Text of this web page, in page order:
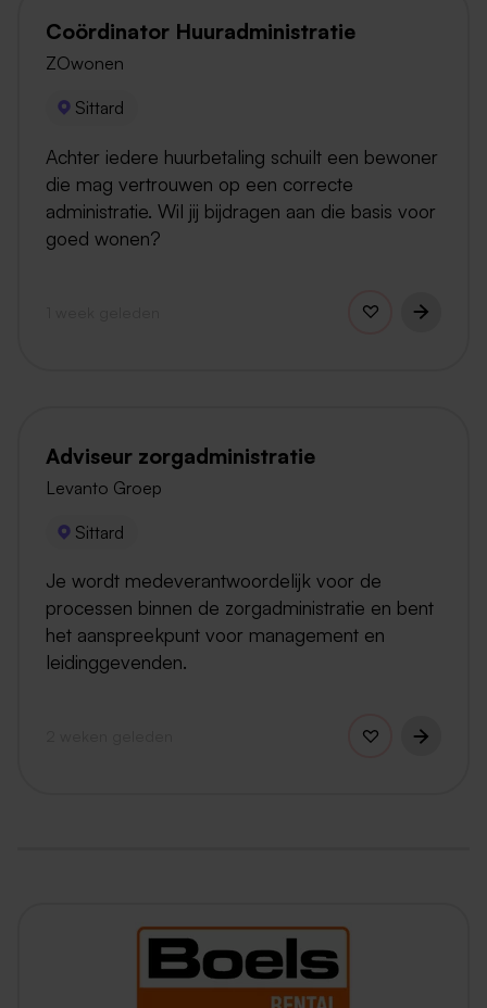
Coördinator Huuradministratie
ZOwonen
Sittard
Achter iedere huurbetaling schuilt een bewoner
die mag vertrouwen op een correcte
administratie. Wil jij bijdragen aan die basis voor
goed wonen?
Adviseur zorgadministratie
Levanto Groep
Sittard
Je wordt medeverantwoordelijk voor de
processen binnen de zorgadministratie en bent
het aanspreekpunt voor management en
leidinggevenden.